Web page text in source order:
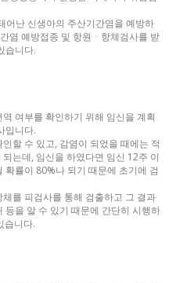
어난 신생아의 주산기간염을 예방하
염 예방접종 및 항원ㆍ항체검사를 받
습니다.
여부를 확인하기 위해 임신을 계획
입니다.
할 수 있고, 감염이 되었을 때에는 적
는데, 임신을 하였다면 임신 12주 이
률이 80%나 되기 때문에 초기에 검
를 피검사를 통해 검출하고 그 결과
등을 알 수 있기 때문에 간단히 시행하
습니다.